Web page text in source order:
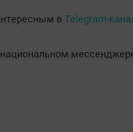
в Telegram-